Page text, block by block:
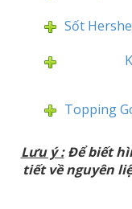
Sốt
Topping
Lưu ý :Để biết
tiết về nguyên